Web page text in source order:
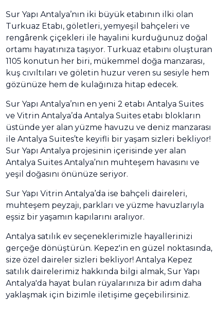
Sur Yapı Antalya’nın iki büyük etabının ilki olan
Turkuaz Etabı, göletleri, yemyeşil bahçeleri ve
rengârenk çiçekleri ile hayalini kurduğunuz doğal
ortamı hayatınıza taşıyor. Turkuaz etabını oluşturan
1105 konutun her biri, mükemmel doğa manzarası,
kuş cıvıltıları ve göletin huzur veren su sesiyle hem
gözünüze hem de kulağınıza hitap edecek.
Sur Yapı Antalya’nın en yeni 2 etabı Antalya Suites
ve Vitrin Antalya’da Antalya Suites etabı blokların
üstünde yer alan yüzme havuzu ve deniz manzarası
ile Antalya Suites’te keyifli bir yaşam sizleri bekliyor!
Sur Yapı Antalya projesinin içerisinde yer alan
Antalya Suites Antalya’nın muhteşem havasını ve
yeşil doğasını önünüze seriyor.
Sur Yapı Vitrin Antalya’da ise bahçeli daireleri,
muhteşem peyzajı, parkları ve yüzme havuzlarıyla
eşsiz bir yaşamın kapılarını aralıyor.
Antalya satılık ev seçeneklerimizle hayallerinizi
gerçeğe dönüştürün. Kepez'in en güzel noktasında,
size özel daireler sizleri bekliyor! Antalya Kepez
satılık dairelerimiz hakkında bilgi almak, Sur Yapı
Antalya'da hayat bulan rüyalarınıza bir adım daha
yaklaşmak için bizimle iletişime geçebilirsiniz.